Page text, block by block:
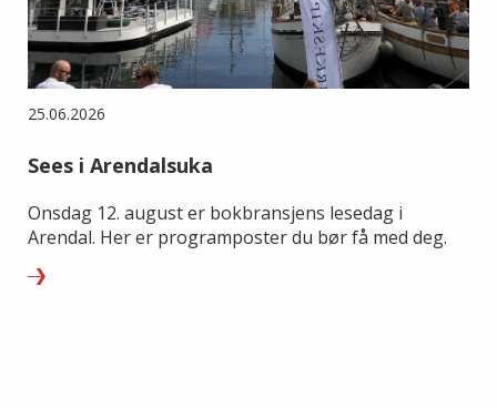
25.06.2026
Sees i Arendalsuka
Onsdag 12. august er bokbransjens lesedag i
Arendal. Her er programposter du bør få med deg.